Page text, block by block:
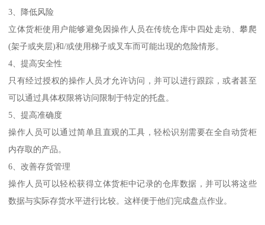
3、降低风险
立体货柜使用户能够避免因操作人员在传统仓库中四处走动、攀爬
(架子或夹层)和/或使用梯子或叉车而可能出现的危险情形。
4、提高安全性
只有经过授权的操作人员才允许访问，并可以进行跟踪，或者甚至
可以通过具体权限将访问限制于特定的托盘。
5、提高准确度
操作人员可以通过简单且直观的工具，轻松识别需要在全自动货柜
内存取的产品。
6、改善存货管理
操作人员可以轻松获得立体货柜中记录的仓库数据，并可以将这些
数据与实际存货水平进行比较。这样便于他们完成盘点作业。